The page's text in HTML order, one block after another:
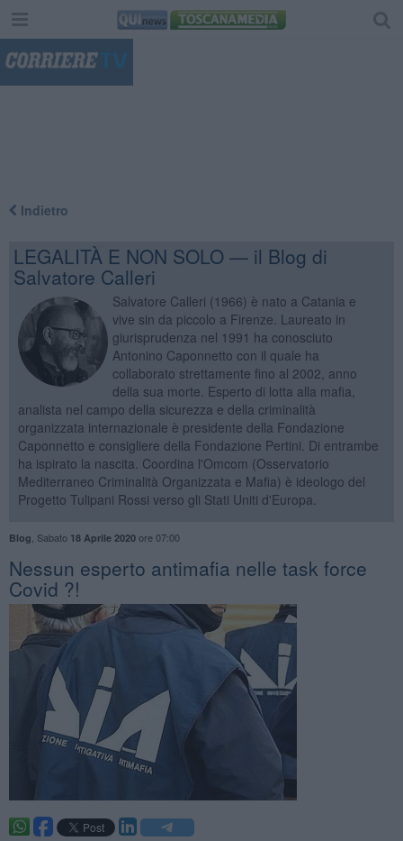
Indietro
LEGALITÀ E NON SOLO — il Blog di
Salvatore Calleri
Salvatore Calleri (1966) è nato a Catania e
vive sin da piccolo a Firenze. Laureato in
giurisprudenza nel 1991 ha conosciuto
Antonino Caponnetto con il quale ha
collaborato strettamente fino al 2002, anno
della sua morte. Esperto di lotta alla mafia,
analista nel campo della sicurezza e della criminalità
organizzata internazionale è presidente della Fondazione
Caponnetto e consigliere della Fondazione Pertini. Di entrambe
ha ispirato la nascita. Coordina l'Omcom (Osservatorio
Mediterraneo Criminalità Organizzata e Mafia) è ideologo del
Progetto Tulipani Rossi verso gli Stati Uniti d'Europa.
Blog Sabato 18 Aprile 2020ore 07:00
Nessun esperto antimafia nelle task force
Covid ?!